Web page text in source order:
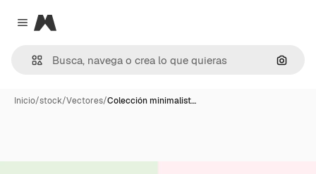
Close menu
Magnific
Inicio/stock/Vectores/Colección minimalist…